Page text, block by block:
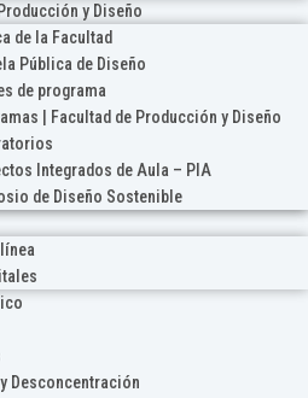
y Diseño
de la Facultad
Pública de Diseño
de programa
| Facultad de Producción y Diseño
Integrados de Aula – PIA
de Diseño Sostenible
Desconcentración